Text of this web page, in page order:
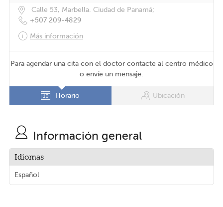
Calle 53, Marbella. Ciudad de Panamá;
+507 209-4829
Más información
Para agendar una cita con el doctor contacte al centro médico
o envíe un mensaje.
Horario Ubicación
Información general
Idiomas
Español